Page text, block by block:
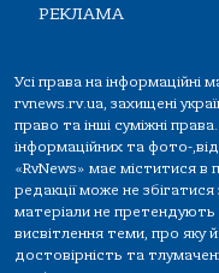
РЕКЛАМА
Усі права на інформаційні
rvnews.rv.ua, захищені
право та інші суміжні
інформаційних та фото-
«RvNews» має міститися в
редакції може не
матеріали не претендують
висвітлення теми, про яку
достовірність та